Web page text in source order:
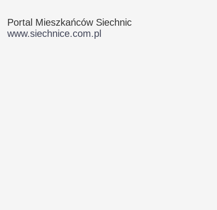
Portal Mieszkańców Siechnic
www.siechnice.com.pl